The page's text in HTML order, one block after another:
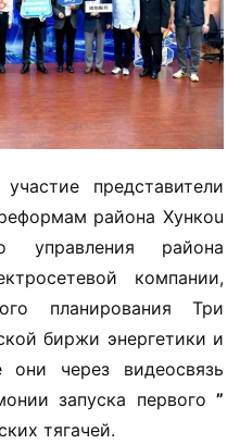
представители
района Хункou
управления района
компании,
планирования Три
биржи энергетики и
через видеосвязь
запуска первого
​”
тягачей.